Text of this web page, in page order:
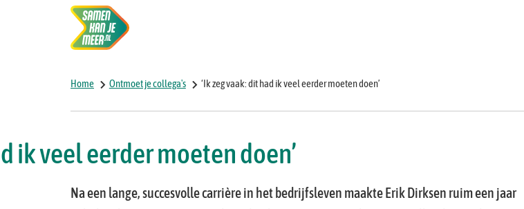
Home Ontmoet je collega's ‘Ik zeg vaak: dit had ik veel eerder moeten doen’
ik veel eerder moeten doen’
Na een lange, succesvolle carrière in het bedrijfsleven maakte Erik Dirksen ruim een jaar